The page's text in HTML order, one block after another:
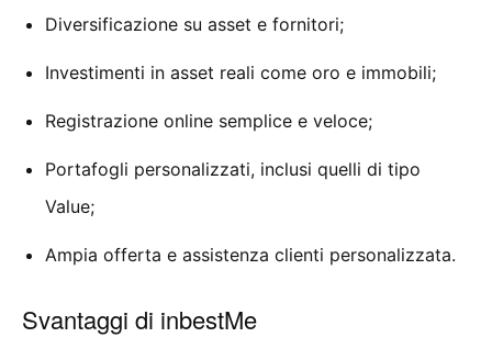
Diversificazione su asset e fornitori;
Investimenti in asset reali come oro e immobili;
Registrazione online semplice e veloce;
Portafogli personalizzati, inclusi quelli di tipo
Value;
Ampia offerta e assistenza clienti personalizzata.
Svantaggi di inbestMe